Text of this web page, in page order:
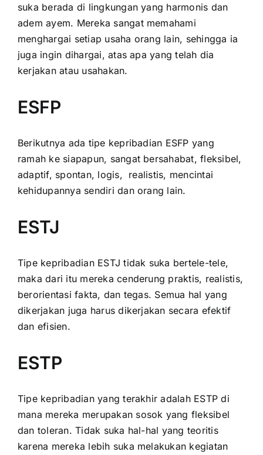
suka berada di lingkungan yang harmonis dan
adem ayem. Mereka sangat memahami
menghargai setiap usaha orang lain, sehingga ia
juga ingin dihargai, atas apa yang telah dia
kerjakan atau usahakan.
ESFP
Berikutnya ada tipe kepribadian ESFP yang
ramah ke siapapun, sangat bersahabat, fleksibel,
adaptif, spontan, logis, realistis, mencintai
kehidupannya sendiri dan orang lain.
ESTJ
Tipe kepribadian ESTJ tidak suka bertele-tele,
maka dari itu mereka cenderung praktis, realistis,
berorientasi fakta, dan tegas. Semua hal yang
dikerjakan juga harus dikerjakan secara efektif
dan efisien.
ESTP
Tipe kepribadian yang terakhir adalah ESTP di
mana mereka merupakan sosok yang fleksibel
dan toleran. Tidak suka hal-hal yang teoritis
karena mereka lebih suka melakukan kegiatan